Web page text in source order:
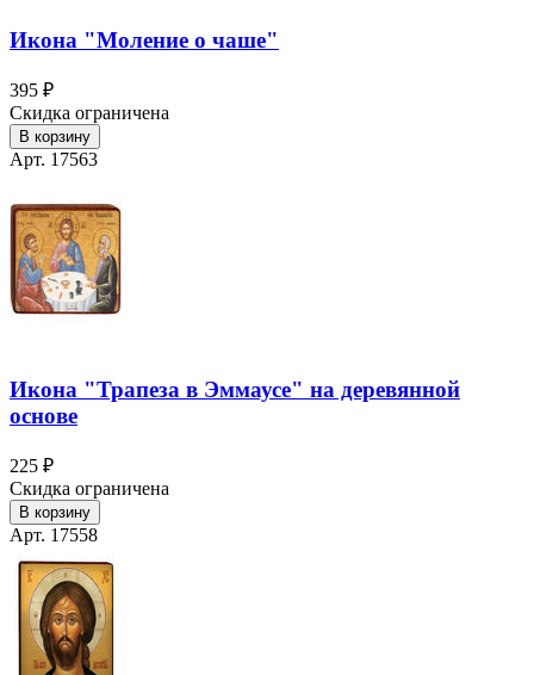
Икона "Моление о чаше"
395 ₽
Скидка ограничена
В корзину
Арт. 17563
Икона "Трапеза в Эммаусе" на деревянной
основе
225 ₽
Скидка ограничена
В корзину
Арт. 17558